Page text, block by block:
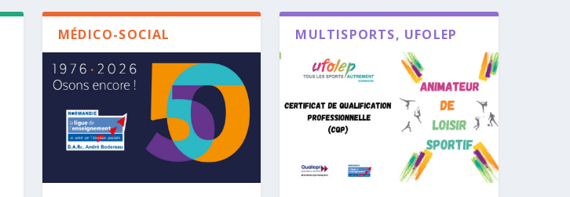
MÉDICO-SOCIAL MULTISPORTS, UFOLEP